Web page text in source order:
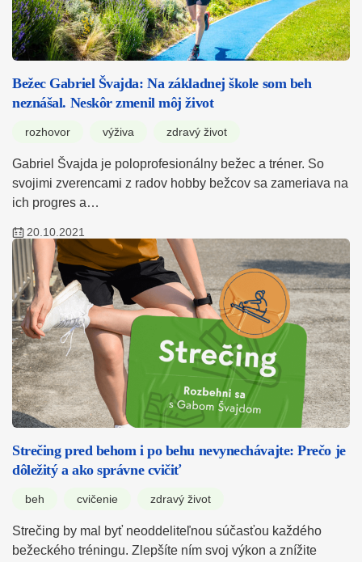
Bežec Gabriel Švajda: Na základnej škole som beh
neznášal. Neskôr zmenil môj život
rozhovor výživa zdravý život
Gabriel Švajda je poloprofesionálny bežec a tréner. So
svojimi zverencami z radov hobby bežcov sa zameriava na
ich progres a…
20.10.2021
Strečing pred behom i po behu nevynechávajte: Prečo je
dôležitý a ako správne cvičiť
beh cvičenie zdravý život
Strečing by mal byť neoddeliteľnou súčasťou každého
bežeckého tréningu. Zlepšíte ním svoj výkon a znížite